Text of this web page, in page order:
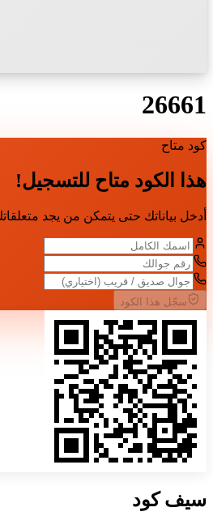
26661
كود متاح
هذا الكود متاح للتسجيل!
أدخل بياناتك حتى يتمكن من يجد
سجّل هذا الكود
سيفكود